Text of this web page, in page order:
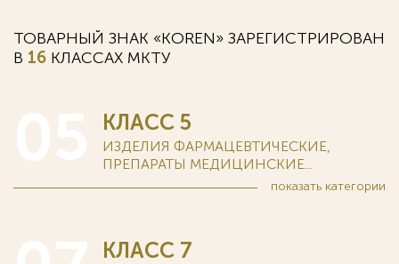
ТОВАРНЫЙ ЗНАК «KOREN» ЗАРЕГИСТРИРОВАН
В 16 КЛАССАХ MKTУ
КЛАСС 5
ИЗДЕЛИЯ ФАРМАЦЕВТИЧЕСКИЕ,
ПРЕПАРАТЫ МЕДИЦИНСКИЕ...
показать категории
КЛАСС 7